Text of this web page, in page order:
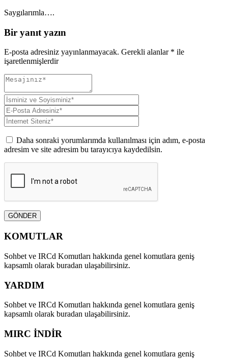
Saygılarımla….
Bir yanıt yazın
E-posta adresiniz yayınlanmayacak. Gerekli alanlar * ile
işaretlenmişlerdir
Daha sonraki yorumlarımda kullanılması için adım, e-posta
adresim ve site adresim bu tarayıcıya kaydedilsin.
GÖNDER
KOMUTLAR
Sohbet ve IRCd Komutları hakkında genel komutlara geniş
kapsamlı olarak buradan ulaşabilirsiniz.
YARDIM
Sohbet ve IRCd Komutları hakkında genel komutlara geniş
kapsamlı olarak buradan ulaşabilirsiniz.
MIRC İNDİR
Sohbet ve IRCd Komutları hakkında genel komutlara geniş